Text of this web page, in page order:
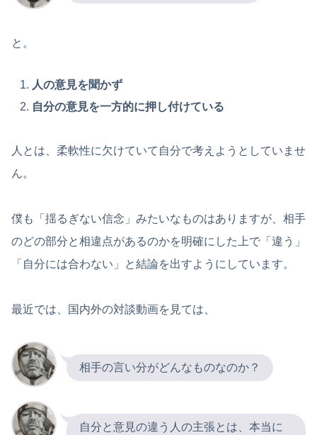
と。
人の意見を聞かず
自分の意見を一方的に押し付けている
人とは、柔軟性に欠けていて自分で考えようとしていませ
ん。
僕も「揺るぎない信念」みたいなものはありますが、相手
のどの部分と相違点があるのかを明確にした上で「違う」
「自分には合わない」と結論を出すようにしています。
最近では、国内外の対談動画を見ては、
相手の言い分がどんなものなのか？
自分と意見の違う人の主張とは、本当に